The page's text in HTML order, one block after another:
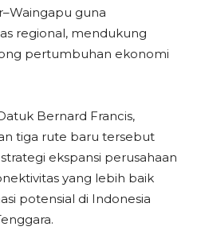
guna
regional, mendukung
pertumbuhan ekonomi
Bernard Francis,
tiga rute baru tersebut
ekspansi perusahaan
yang lebih baik
potensial di Indonesia